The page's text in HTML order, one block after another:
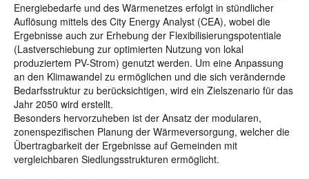
Energiebedarfe und des Wärmenetzes erfolgt in stündlicher
Auflösung mittels des City Energy Analyst (CEA), wobei die
Ergebnisse auch zur Erhebung der Flexibilisierungspotentiale
(Lastverschiebung zur optimierten Nutzung von lokal
produziertem PV-Strom) genutzt werden. Um eine Anpassung
an den Klimawandel zu ermöglichen und die sich verändernde
Bedarfsstruktur zu berücksichtigen, wird ein Zielszenario für das
Jahr 2050 wird erstellt.
Besonders hervorzuheben ist der Ansatz der modularen,
zonenspezifischen Planung der Wärmeversorgung, welcher die
Übertragbarkeit der Ergebnisse auf Gemeinden mit
vergleichbaren Siedlungsstrukturen ermöglicht.